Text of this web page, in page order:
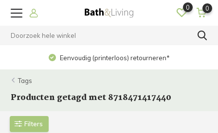
0 0
Eenvoudig (printerloos) retourneren*
Tags
Producten getagd met 8718471417440
Filters